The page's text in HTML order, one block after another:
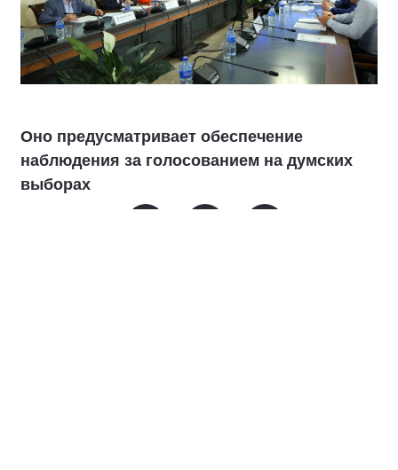
Оно предусматривает обеспечение
наблюдения за голосованием на думских
выборах